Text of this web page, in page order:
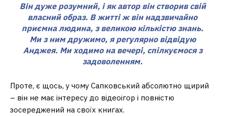
Він дуже розумний, і як автор він створив свій
власний образ. В житті ж він надзвичайно
приємна людина, з великою кількістю знань.
Ми з ним дружимо, я регулярно відвідую
Анджея. Ми ходимо на вечері, спілкуємося з
задоволенням.
Проте, є щось, у чому Сапковський абсолютно щирий
– він не має інтересу до відеоігор і повністю
зосереджений на своїх книгах.